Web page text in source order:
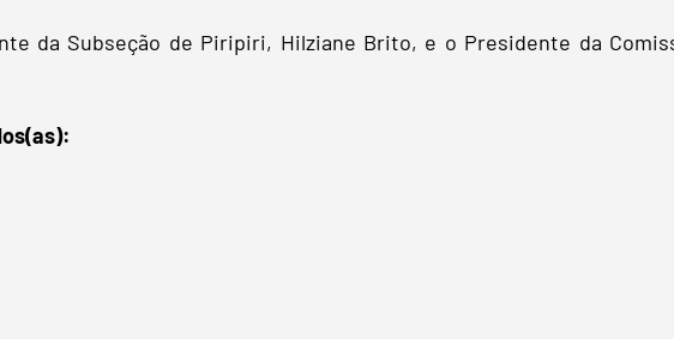
da Subseção de Piripiri, Hilziane Brito, e o Presidente da